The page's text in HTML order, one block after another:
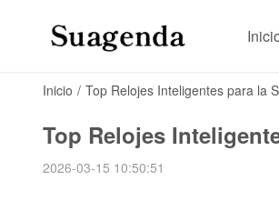
Inicio / Top Relojes Inteligentes para la
Top Relojes
2026-03-15 10:50:51